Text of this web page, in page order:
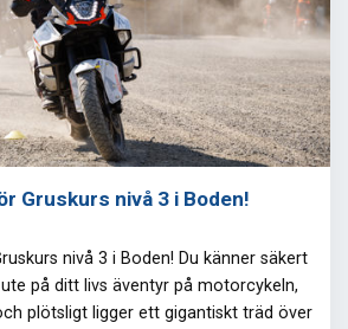
Gruskurs nivå 3 i Boden!
nivå 3 i Boden! Du känner säkert
på ditt livs äventyr på motorcykeln,
plötsligt ligger ett gigantiskt träd över